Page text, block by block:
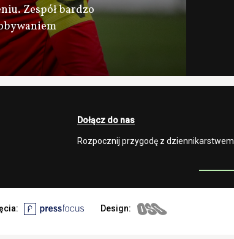
Zespół bardzo
Dołącz do nas
Rozpocznij przygodę z dziennikarstwem
Design: